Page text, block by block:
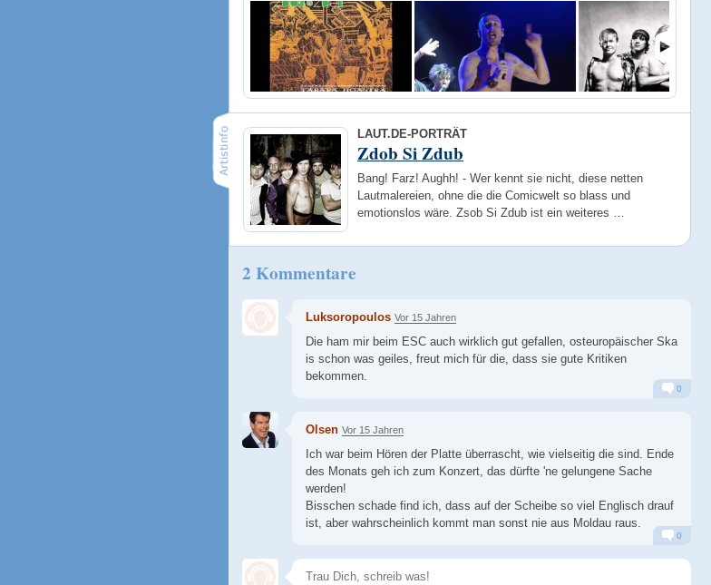
LAUT.DE-PORTRÄT
Zdob Si Zdub
Bang! Farz! Aughh! - Wer kennt sie nicht, diese netten
Lautmalereien, ohne die die Comicwelt so blass und
emotionslos wäre. Zsob Si Zdub ist ein weiteres …
2 Kommentare
Luksoropoulos Vor 15 Jahren
Die ham mir beim ESC auch wirklich gut gefallen, osteuropäischer Ska
is schon was geiles, freut mich für die, dass sie gute Kritiken
bekommen.
0
Olsen Vor 15 Jahren
Ich war beim Hören der Platte überrascht, wie vielseitig die sind. Ende
des Monats geh ich zum Konzert, das dürfte 'ne gelungene Sache
werden!
Bisschen schade find ich, dass auf der Scheibe so viel Englisch drauf
ist, aber wahrscheinlich kommt man sonst nie aus Moldau raus.
Alarm Antworten
0